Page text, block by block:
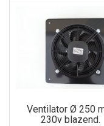
Ventilator Ø 250
230v blazend.